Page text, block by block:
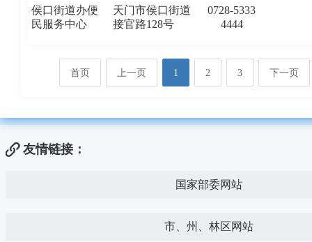
侯口街道办便
民服务中心
天门市侯口街道
接官路128号
0728-5333
4444
首页 上一页 1 2 3 下一页
友情链接：
国家部委网站
市、州、林区网站